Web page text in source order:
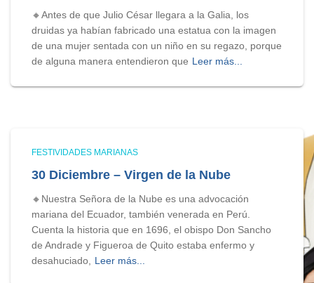
🔸Antes de que Julio César llegara a la Galia, los
druidas ya habían fabricado una estatua con la imagen
de una mujer sentada con un niño en su regazo, porque
de alguna manera entendieron que Leer más...
FESTIVIDADES MARIANAS
30 Diciembre – Virgen de la Nube
🔸Nuestra Señora de la Nube es una advocación
mariana del Ecuador, también venerada en Perú.
Cuenta la historia que en 1696, el obispo Don Sancho
de Andrade y Figueroa de Quito estaba enfermo y
desahuciado,
Leer más...